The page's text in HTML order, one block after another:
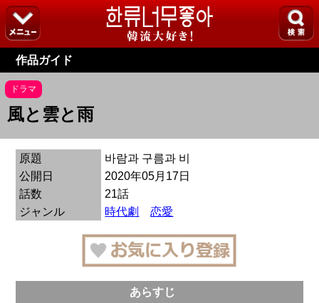
作品ガイド
ドラマ
風と雲と雨
原題
바람과 구름과 비
公開日
2020年05月17日
話数
21話
ジャンル
時代劇 恋愛
あらすじ